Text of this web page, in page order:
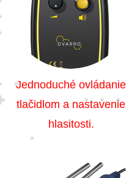
Jednoduché ovládanie
tlačidlom a nastavenie
hlasitosti.